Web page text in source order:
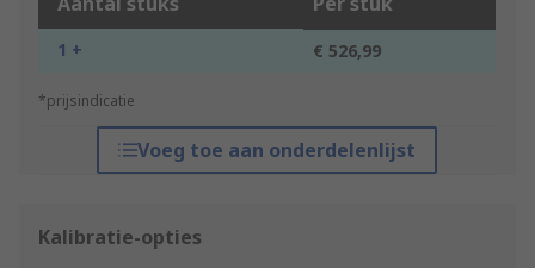
1 + € 526,99
*prijsindicatie
Voeg toe aan onderdelenlijst
Kalibratie-opties